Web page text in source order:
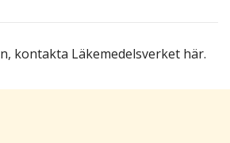
kontakta Läkemedelsverket här.